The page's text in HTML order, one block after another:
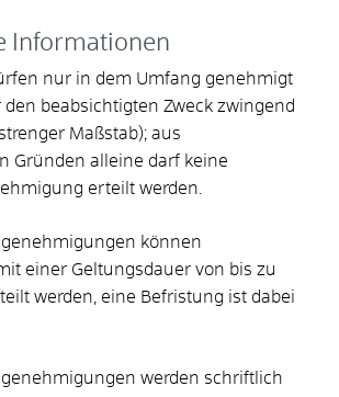
Informationen
nur in dem Umfang genehmigt
den beabsichtigten Zweck zwingend
Maßstab); aus
Gründen alleine darf keine
erteilt werden.
können
einer Geltungsdauer von bis zu
werden, eine Befristung ist dabei
werden schriftlich